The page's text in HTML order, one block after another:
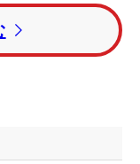
カーからの3打
に乗り、15番パ
3アンダーとし
らずこの日初
ら連続バーディ